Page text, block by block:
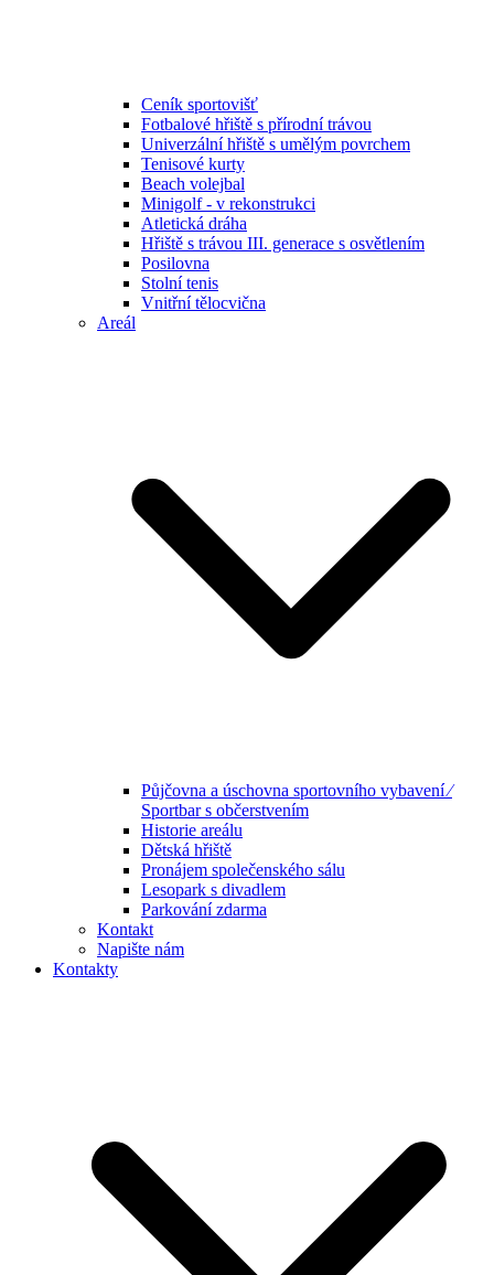
Ceník sportovišť
Fotbalové hřiště s přírodní trávou
Univerzální hřiště s umělým povrchem
Tenisové kurty
Beach volejbal
Minigolf - v rekonstrukci
Atletická dráha
Hřiště s trávou III. generace s osvětlením
Posilovna
Stolní tenis
Vnitřní tělocvična
Areál
Půjčovna a úschovna sportovního vybavení ⁄
Sportbar s občerstvením
Historie areálu
Dětská hřiště
Pronájem společenského sálu
Lesopark s divadlem
Parkování zdarma
Kontakt
Napište nám
Kontakty